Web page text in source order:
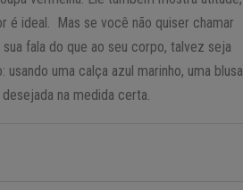
é ideal. Mas se você não quiser chamar
fala do que ao seu corpo, talvez seja
uma calça azul marinho, uma blusa
na medida certa.